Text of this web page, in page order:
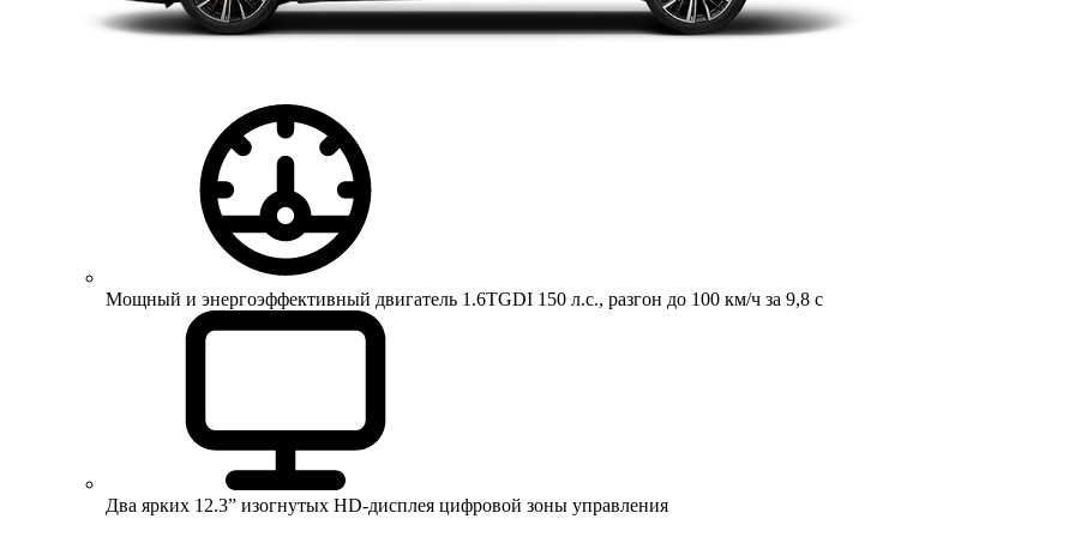
Мощный и энергоэффективный двигатель 1.6TGDI 150 л.с., разгон до 100 км/ч за 9,8 с
Два ярких 12.3” изогнутых HD-дисплея цифровой зоны управления